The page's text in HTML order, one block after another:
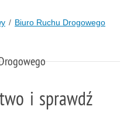
Biuro Ruchu Drogowego
i sprawdź